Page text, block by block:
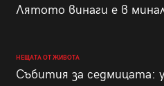
Лятото винаги е в
НЕЩАТА ОТ ЖИВОТА
Събития за седмицата: